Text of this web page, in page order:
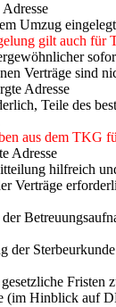
Umzug
gilt auch für
Verträge sind
Adresse
Teile des
aus dem TKG
Adresse
hilfreich
Verträge
der
Fristen
(im Hinblick auf